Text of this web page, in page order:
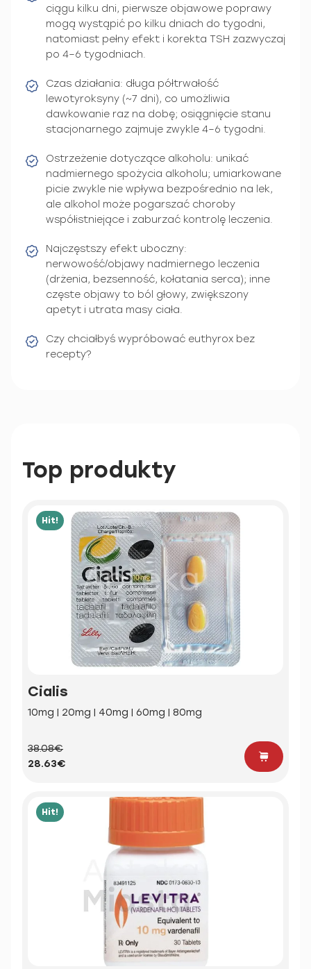
ciągu kilku dni, pierwsze objawowe poprawy
mogą wystąpić po kilku dniach do tygodni,
natomiast pełny efekt i korekta TSH zazwyczaj
po 4–6 tygodniach.
Czas działania: długa półtrwałość
lewotyroksyny (~7 dni), co umożliwia
dawkowanie raz na dobę; osiągnięcie stanu
stacjonarnego zajmuje zwykle 4–6 tygodni.
Ostrzeżenie dotyczące alkoholu: unikać
nadmiernego spożycia alkoholu; umiarkowane
picie zwykle nie wpływa bezpośrednio na lek,
ale alkohol może pogarszać choroby
współistniejące i zaburzać kontrolę leczenia.
Najczęstszy efekt uboczny:
nerwowość/objawy nadmiernego leczenia
(drżenia, bezsenność, kołatania serca); inne
częste objawy to ból głowy, zwiększony
apetyt i utrata masy ciała.
Czy chciałbyś wypróbować euthyrox bez
recepty?
Top produkty
Hit!
Cialis
10mg | 20mg | 40mg | 60mg | 80mg
38.08€
28.63€
Hit!